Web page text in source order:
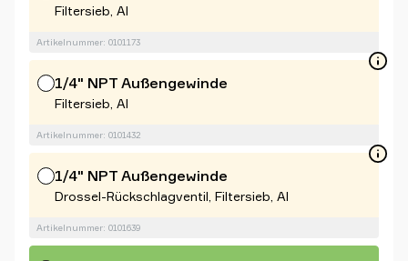
Filtersieb, Al
Artikelnummer: 0101173
1/4" NPT Außengewinde
Filtersieb, Al
Artikelnummer: 0101432
1/4" NPT Außengewinde
Drossel-Rückschlagventil, Filtersieb, Al
Artikelnummer: 0101639